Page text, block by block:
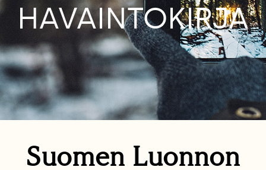
HAVAINTOKIRJA
Suomen Luonnon